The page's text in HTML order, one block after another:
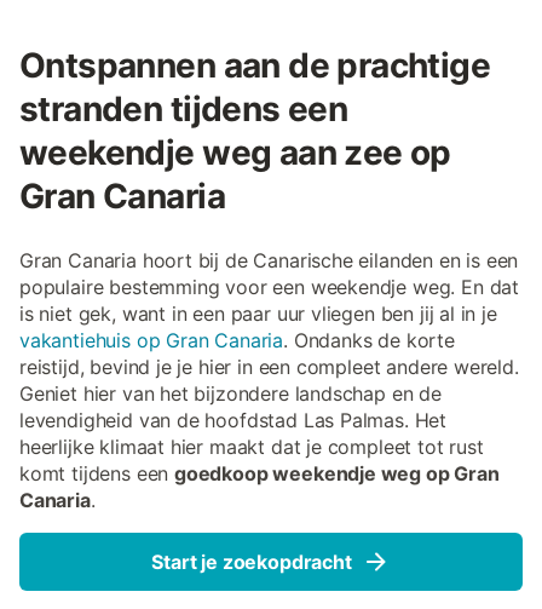
Ontspannen aan de prachtige
stranden tijdens een
weekendje weg aan zee op
Gran Canaria
Gran Canaria hoort bij de Canarische eilanden en is een
populaire bestemming voor een weekendje weg. En dat
is niet gek, want in een paar uur vliegen ben jij al in je
vakantiehuis op Gran Canaria. Ondanks de korte
reistijd, bevind je je hier in een compleet andere wereld.
Geniet hier van het bijzondere landschap en de
levendigheid van de hoofdstad Las Palmas. Het
heerlijke klimaat hier maakt dat je compleet tot rust
komt tijdens eengoedkoop weekendje weg op Gran
Canaria.
Start je zoekopdracht